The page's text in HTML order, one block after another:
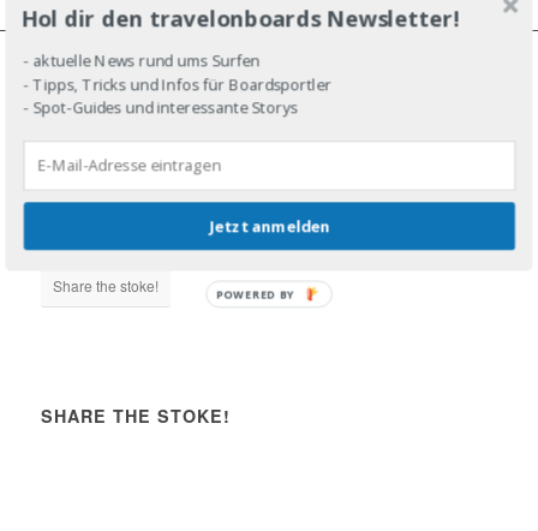
JOIN THE LINE-UP!
Share the stoke!
SHARE THE STOKE!
Hol dir den travelonboards Newsletter!
- aktuelle News rund ums Surfen
- Tipps, Tricks und Infos für Boardsportler
- Spot-Guides und interessante Storys
Jetzt anmelden
POWERED BY